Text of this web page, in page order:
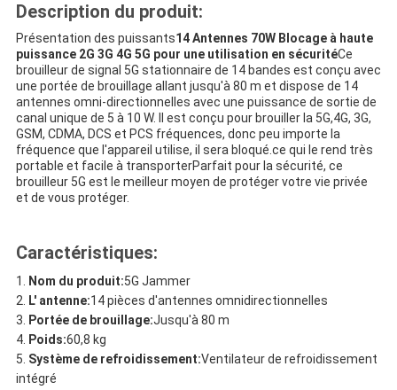
Description du produit:
Présentation des puissants14 Antennes 70W Blocage à haute
puissance 2G 3G 4G 5G pour une utilisation en sécuritéCe
brouilleur de signal 5G stationnaire de 14 bandes est conçu avec
une portée de brouillage allant jusqu'à 80 m et dispose de 14
antennes omni-directionnelles avec une puissance de sortie de
canal unique de 5 à 10 W. Il est conçu pour brouiller la 5G,4G, 3G,
GSM, CDMA, DCS et PCS fréquences, donc peu importe la
fréquence que l'appareil utilise, il sera bloqué.ce qui le rend très
portable et facile à transporterParfait pour la sécurité, ce
brouilleur 5G est le meilleur moyen de protéger votre vie privée
et de vous protéger.
Caractéristiques:
Nom du produit:5G Jammer
L' antenne:14 pièces d'antennes omnidirectionnelles
Portée de brouillage:Jusqu'à 80 m
Poids:60,8 kg
Système de refroidissement:Ventilateur de refroidissement
intégré